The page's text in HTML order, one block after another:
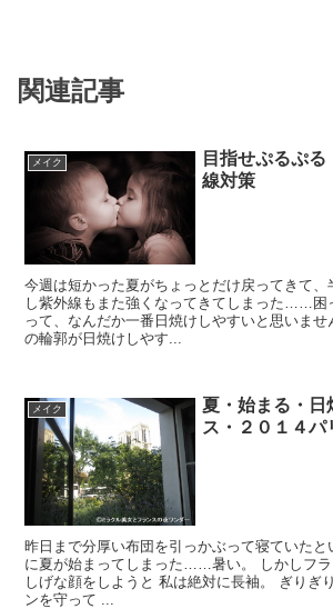
関連記事
メイク
目指せぷるぷ
線対策
今週は短かった夏がちょっとだけ戻ってきて
し紫外線もまた強くなってきてしまった……
って、なんだか一番日焼けしやすいと思いま
の輪郭が日焼けしやす...
メイク
夏・始まる・日
ス・２０１４パ
昨日まで分厚い布団を引っかぶって寝ていた
に夏が始まってしまった……暑い。 しかしフ
しげな顔をしようと 私は絶対に長袖。 ぎりぎ
ンを守って ...